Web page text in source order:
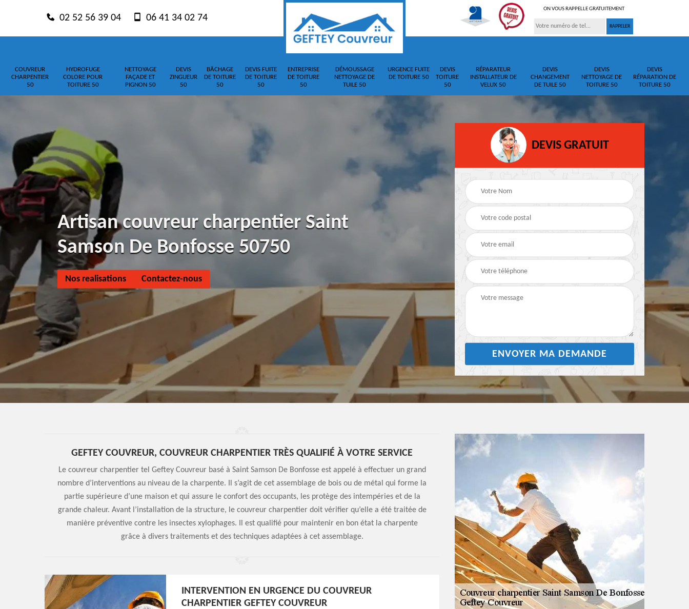
02 52 56 39 04 06 41 34 02 74
ON VOUS RAPPELLE GRATUITEMENT
COUVREUR
CHARPENTIER
50
HYDROFUGE
COLORE POUR
TOITURE 50
NETTOYAGE
FAÇADE ET
PIGNON 50
DEVIS
ZINGUEUR
50
BÂCHAGE
DE TOITURE
50
DEVIS FUITE
DE TOITURE
50
ENTREPRISE
DE TOITURE
50
DÉMOUSSAGE
NETTOYAGE DE
TUILE 50
URGENCE FUITE
DE TOITURE 50
DEVIS
TOITURE
50
RÉPARATEUR
INSTALLATEUR DE
VELUX 50
DEVIS
CHANGEMENT
DE TUILE 50
DEVIS
NETTOYAGE DE
TOITURE 50
DEVIS
RÉPARATION DE
TOITURE 50
Artisan couvreur charpentier Saint
Samson De Bonfosse 50750
Nos realisations Contactez-nous
DEVIS GRATUIT
GEFTEY COUVREUR, COUVREUR CHARPENTIER TRÈS QUALIFIÉ À VOTRE SERVICE
Le couvreur charpentier tel Geftey Couvreur basé à Saint Samson De Bonfosse est appelé à effectuer un grand
nombre d’interventions au niveau de la charpente. Il s’agit de cet assemblage de bois ou de métal qui forme la
partie supérieure d’une maison et qui assure le confort des occupants, les protège des intempéries et de la
grande chaleur. Avant l’installation de la structure, le couvreur charpentier doit vérifier qu’elle a été traitée de
manière préventive contre les insectes xylophages. Il est qualifié pour maintenir en bon état la charpente
grâce à divers traitements et des techniques adaptées à cet assemblage.
INTERVENTION EN URGENCE DU COUVREUR
CHARPENTIER GEFTEY COUVREUR